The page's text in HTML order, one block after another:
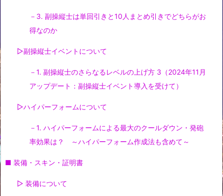
－3. 副操縦士は単回引きと10人まとめ引きでどちらがお
得なのか
▷副操縦士イベントについて
－1. 副操縦士のさらなるレベルの上げ方 3（2024年11月
アップデート：副操縦士イベント導入を受けて）
▷ハイパーフォームについて
－1. ハイパーフォームによる最大のクールダウン・発砲
率効果は？ ～ハイパーフォーム作成法も含めて～
■ 装備・スキン・証明書
▷ 装備について